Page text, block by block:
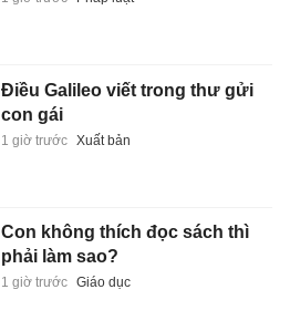
Điều Galileo viết trong thư gửi
con gái
1 giờ trước Xuất bản
Con không thích đọc sách thì
phải làm sao?
1 giờ trước Giáo dục